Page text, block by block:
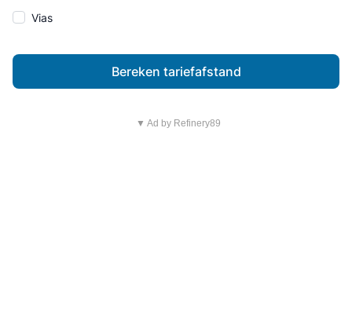
Vias
Bereken tariefafstand
▼ Ad by Refinery89